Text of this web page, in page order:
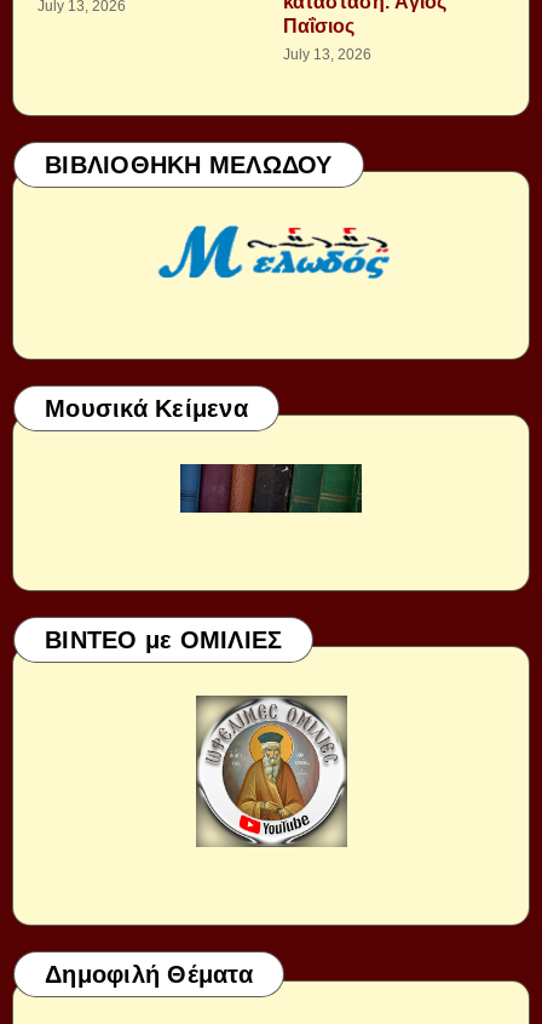
July 13, 2026
Παΐσιος
July 13, 2026
ΒΙΒΛΙΟΘΗΚΗ ΜΕΛΩΔΟΥ
Μουσικά Κείμενα
ΒΙΝΤΕΟ με ΟΜΙΛΙΕΣ
Δημοφιλή Θέματα